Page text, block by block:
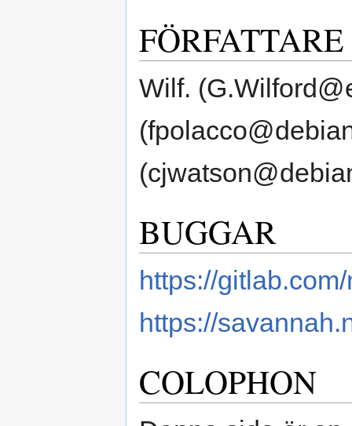
FÖRFATTARE
Wilf.
BUGGAR
https://
https://
COLOPHON